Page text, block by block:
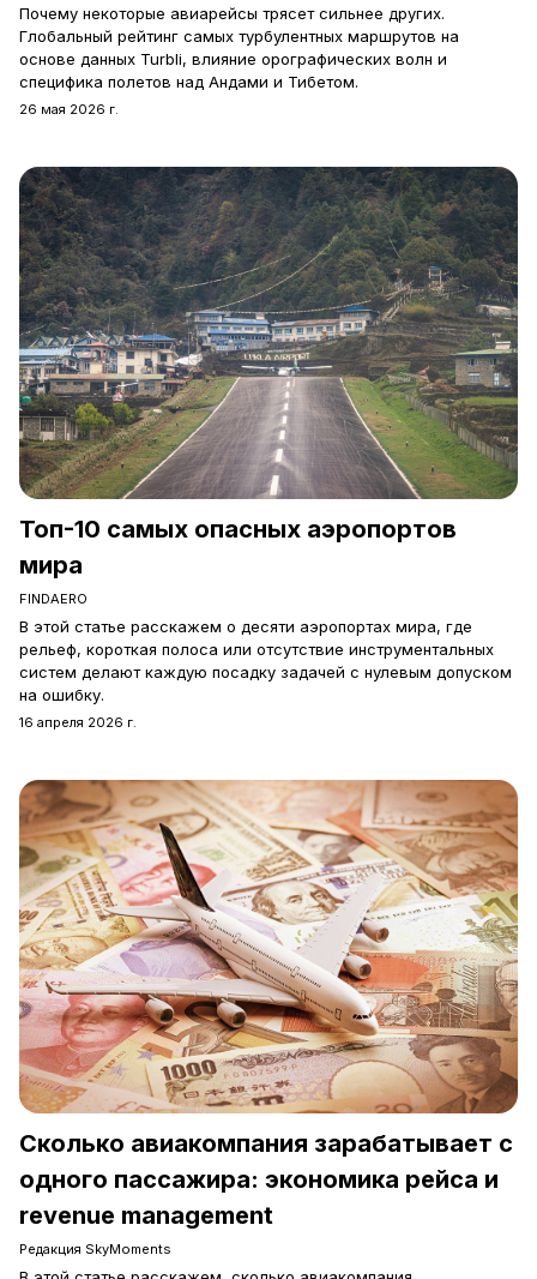
Почему некоторые авиарейсы трясет сильнее других.
Глобальный рейтинг самых турбулентных маршрутов на
основе данных Turbli, влияние орографических волн и
специфика полетов над Андами и Тибетом.
26 мая 2026 г.
Топ-10 самых опасных аэропортов
мира
FINDAERO
В этой статье расскажем о десяти аэропортах мира, где
рельеф, короткая полоса или отсутствие инструментальных
систем делают каждую посадку задачей с нулевым допуском
на ошибку.
16 апреля 2026 г.
Сколько авиакомпания зарабатывает с
одного пассажира: экономика рейса и
revenue management
Редакция SkyMoments